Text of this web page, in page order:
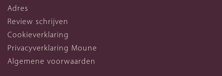
Adres
Review schrijven
Cookieverklaring
Privacyverklaring Moune
Algemene voorwaarden